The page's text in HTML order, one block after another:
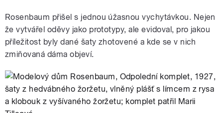
Rosenbaum přišel s jednou úžasnou vychytávkou. Nejen
že vytvářel oděvy jako prototypy, ale evidoval, pro jakou
příležitost byly dané šaty zhotovené a kde se v nich
zmiňovaná dáma objeví.